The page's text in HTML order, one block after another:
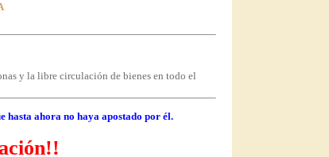
y la libre circulación de bienes en todo el
hasta ahora no haya apostado por él.